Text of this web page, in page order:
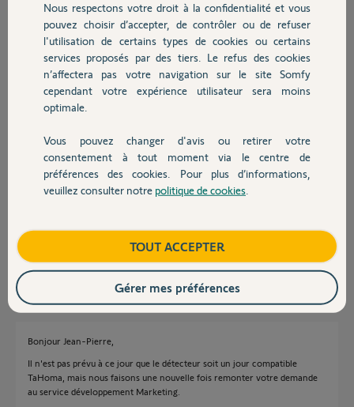
Chauffage
Autres produits
Devis avec un pro
Contact
Jean-Pierre
il y a environ 7 ans
Participer au fil de discussion
Réponses
Bonjour
Seul un Yellow peut vous répondre. Patientez !
Jean-Luc B. il y a environ 7 ans
Bonjour Jean-Pierre,
Il n'est pas prévu à ce jour que le détecteur soit un jour compatible
TaHoma, mais nous faisons une nouvelle fois remonter votre demande
au service développement Marketing.
Nous respectons votre droit à la confidentialité et vous
pouvez choisir d’accepter, de contrôler ou de refuser
l'utilisation de certains types de cookies ou certains
services proposés par des tiers. Le refus des cookies
n’affectera pas votre navigation sur le site Somfy
cependant votre expérience utilisateur sera moins
optimale.
Vous pouvez changer d'avis ou retirer votre
consentement à tout moment via le centre de
préférences des cookies. Pour plus d’informations,
veuillez consulter notre politique de cookies
TOUT ACCEPTER
Gérer mes préférences